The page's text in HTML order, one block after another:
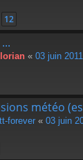
12
« 03 juin
météo
forever « 03 juin